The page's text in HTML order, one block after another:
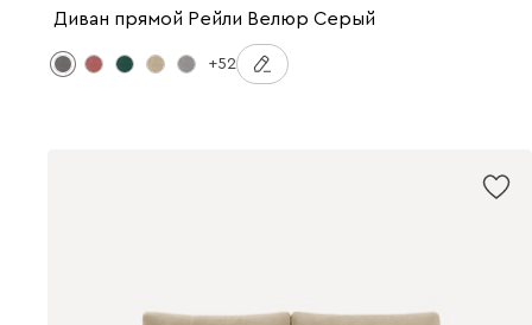
Диван прямой Рейли Велюр Серый
+52